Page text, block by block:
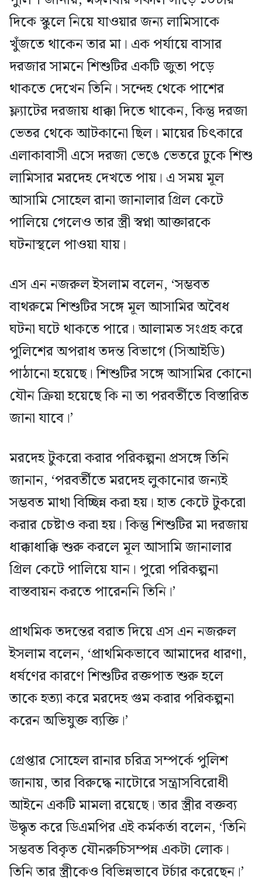
দিকে স্কুলে নিয়ে যাওয়ার জন্য লামিসাকে
খুঁজতে থাকেন তার মা। এক পর্যায়ে বাসার
দরজার সামনে শিশুটির একটি জুতা পড়ে
থাকতে দেখেন তিনি। সন্দেহ থেকে পাশের
ফ্ল্যাটের দরজায় ধাক্কা দিতে থাকেন, কিন্তু দরজা
ভেতর থেকে আটকানো ছিল। মায়ের চিৎকারে
এলাকাবাসী এসে দরজা ভেঙে ভেতরে ঢুকে শিশু
লামিসার মরদেহ দেখতে পায়। এ সময় মূল
আসামি সোহেল রানা জানালার গ্রিল কেটে
পালিয়ে গেলেও তার স্ত্রী স্বপ্না আক্তারকে
ঘটনাস্থলে পাওয়া যায়।
এস এন নজরুল ইসলাম বলেন, ‘সম্ভবত
বাথরুমে শিশুটির সঙ্গে মূল আসামির অবৈধ
ঘটনা ঘটে থাকতে পারে। আলামত সংগ্রহ করে
পুলিশের অপরাধ তদন্ত বিভাগে (সিআইডি)
পাঠানো হয়েছে। শিশুটির সঙ্গে আসামির কোনো
যৌন ক্রিয়া হয়েছে কি না তা পরবর্তীতে বিস্তারিত
জানা যাবে।’
মরদেহ টুকরো করার পরিকল্পনা প্রসঙ্গে তিনি
জানান, ‘পরবর্তীতে মরদেহ লুকানোর জন্যই
সম্ভবত মাথা বিচ্ছিন্ন করা হয়। হাত কেটে টুকরো
করার চেষ্টাও করা হয়। কিন্তু শিশুটির মা দরজায়
ধাক্কাধাক্কি শুরু করলে মূল আসামি জানালার
গ্রিল কেটে পালিয়ে যান। পুরো পরিকল্পনা
বাস্তবায়ন করতে পারেননি তিনি।’
প্রাথমিক তদন্তের বরাত দিয়ে এস এন নজরুল
ইসলাম বলেন, ‘প্রাথমিকভাবে আমাদের ধারণা,
ধর্ষণের কারণে শিশুটির রক্তপাত শুরু হলে
তাকে হত্যা করে মরদেহ গুম করার পরিকল্পনা
করেন অভিযুক্ত ব্যক্তি।’
গ্রেপ্তার সোহেল রানার চরিত্র সম্পর্কে পুলিশ
জানায়, তার বিরুদ্ধে নাটোরে সন্ত্রাসবিরোধী
আইনে একটি মামলা রয়েছে। তার স্ত্রীর বক্তব্য
উদ্ধৃত করে ডিএমপির এই কর্মকর্তা বলেন, ‘তিনি
সম্ভবত বিকৃত যৌনরুচিসম্পন্ন একটা লোক।
তিনি তার স্ত্রীকেও বিভিন্নভাবে টর্চার করেছেন।’